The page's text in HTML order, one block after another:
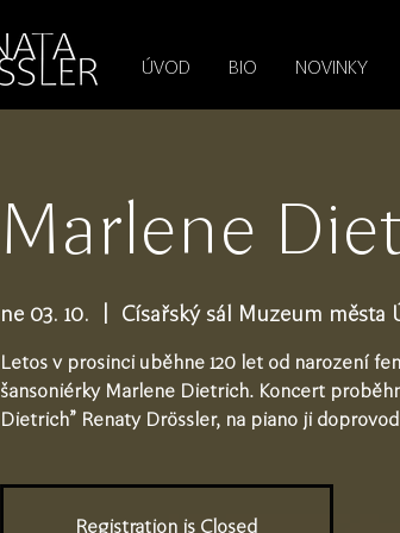
ÚVOD BIO NOVINKY
Marlene
ne 03. 10. Císařský sál Muzeum města
Letos v prosinci uběhne 120 let od narození
šansoniérky Marlene Dietrich. Koncert
Dietrich" Renaty Drössler, na piano ji
Registration is Closed